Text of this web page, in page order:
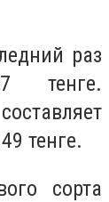
раз
тенге.
тенге.
сорта